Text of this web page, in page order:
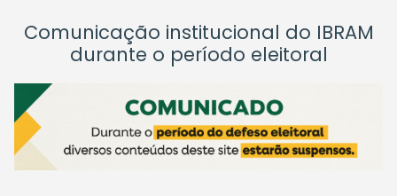
Comunicação institucional do IBRAM
durante o período eleitoral